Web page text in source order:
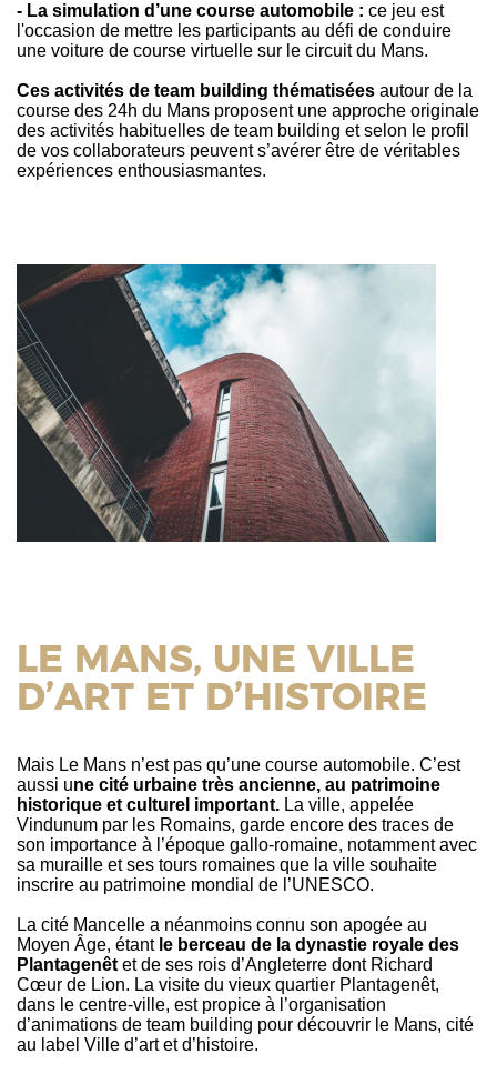
- La simulation d’une course automobile : ce jeu est
l'occasion de mettre les participants au défi de conduire
une voiture de course virtuelle sur le circuit du Mans.
Ces activités de team building thématisées autour de la
course des 24h du Mans proposent une approche originale
des activités habituelles de team building et selon le profil
de vos collaborateurs peuvent s’avérer être de véritables
expériences enthousiasmantes.
LE MANS, UNE VILLE
D’ART ET D’HISTOIRE
Mais Le Mans n’est pas qu’une course automobile. C’est
aussi une cité urbaine très ancienne, au patrimoine
historique et culturel important. La ville, appelée
Vindunum par les Romains, garde encore des traces de
son importance à l’époque gallo-romaine, notamment avec
sa muraille et ses tours romaines que la ville souhaite
inscrire au patrimoine mondial de l’UNESCO.
La cité Mancelle a néanmoins connu son apogée au
Moyen Âge, étant le berceau de la dynastie royale des
Plantagenêt et de ses rois d’Angleterre dont Richard
Cœur de Lion. La visite du vieux quartier Plantagenêt,
dans le centre-ville, est propice à l’organisation
d’animations de team building pour découvrir le Mans, cité
au label Ville d’art et d’histoire.